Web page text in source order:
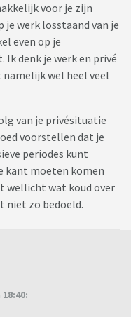
voor je zijn
je werk losstaand van je
even op je
denk je werk en privé
wel heel veel
van je privésituatie
voorstellen dat je
periodes kunt
kant moeten komen
wellicht wat koud over
niet zo bedoeld.